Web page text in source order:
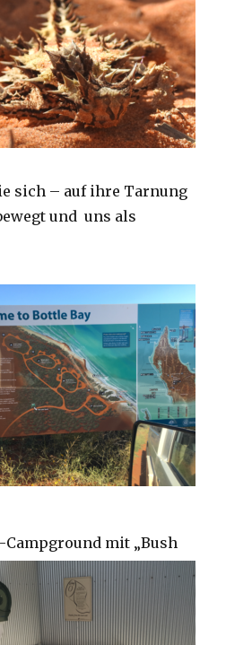
sich – auf ihre Tarnung
und uns als
mit „Bush